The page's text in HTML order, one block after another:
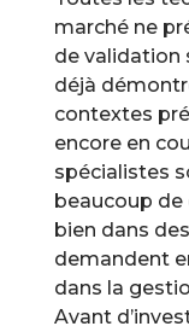
marché ne
de validation
déjà
contextes
encore en
spécialistes
beaucoup
bien dans
demandent
dans la
Avant